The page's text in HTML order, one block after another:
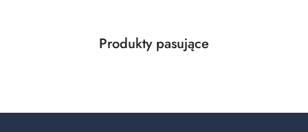
Pomiń karuzelę produktów
Produkty
Produkty pasujące